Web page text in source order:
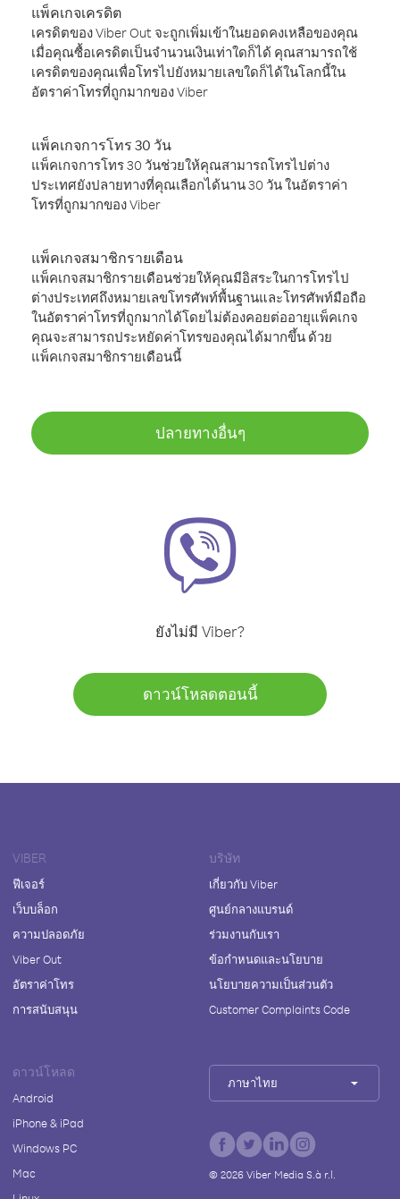
แพ็คเกจเครดิต
เครดิตของ Viber Out จะถูกเพิ่มเข้าในยอดคงเหลือของคุณ
เมื่อคุณซื้อเครดิตเป็นจำนวนเงินเท่าใดก็ได้ คุณสามารถใช้
เครดิตของคุณเพื่อโทรไปยังหมายเลขใดก็ได้ในโลกนี้ใน
อัตราค่าโทรที่ถูกมากของ Viber
แพ็คเกจการโทร 30 วัน
แพ็คเกจการโทร 30 วันช่วยให้คุณสามารถโทรไปต่าง
ประเทศยังปลายทางที่คุณเลือกได้นาน 30 วัน ในอัตราค่า
โทรที่ถูกมากของ Viber
แพ็คเกจสมาชิกรายเดือน
แพ็คเกจสมาชิกรายเดือนช่วยให้คุณมีอิสระในการโทรไป
ต่างประเทศถึงหมายเลขโทรศัพท์พื้นฐานและโทรศัพท์มือถือ
ในอัตราค่าโทรที่ถูกมากได้โดยไม่ต้องคอยต่ออายุแพ็คเกจ
คุณจะสามารถประหยัดค่าโทรของคุณได้มากขึ้น ด้วย
แพ็คเกจสมาชิกรายเดือนนี้
ปลายทางอื่นๆ
ยังไม่มี Viber?
ดาวน์โหลดตอนนี้
VIBER
ฟีเจอร์
เว็บบล็อก
ความปลอดภัย
Viber Out
อัตราค่าโทร
การสนับสนุน
บริษัท
เกี่ยวกับ Viber
ศูนย์กลางแบรนด์
ร่วมงานกับเรา
ข้อกำหนดและนโยบาย
นโยบายความเป็นส่วนตัว
Customer Complaints Code
ดาวน์โหลด
Android
iPhone & iPad
Windows PC
Mac
ภาษาไทย
© 2026Viber Media S.à r.l.